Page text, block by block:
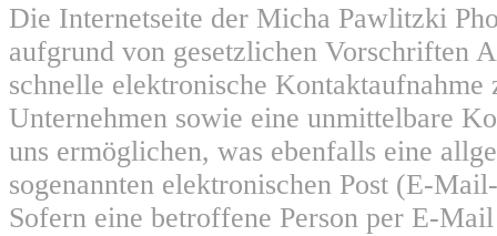
Die Internetseite der Micha Pawlitzki
aufgrund von gesetzlichen Vorschriften
schnelle elektronische Kontaktaufnahme
Unternehmen sowie eine unmittelbare
uns ermöglichen, was ebenfalls eine
sogenannten elektronischen Post (E-
Sofern eine betroffene Person per E-